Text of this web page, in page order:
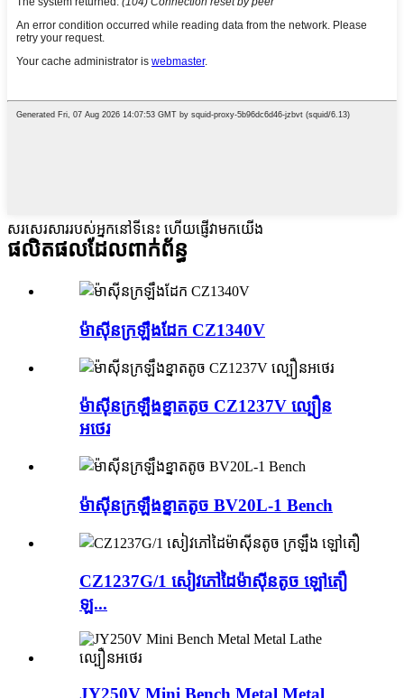
សរសេរសាររបស់អ្នកនៅទីនេះ ហើយផ្ញើវាមកយើង
ផលិតផលដែលពាក់ព័ន្ធ
ម៉ាស៊ីនក្រឡឹងដែក CZ1340V
ម៉ាស៊ីនក្រឡឹងខ្នាតតូច CZ1237V ល្បឿន
អថេរ
ម៉ាស៊ីនក្រឡឹងខ្នាតតូច BV20L-1 Bench
CZ1237G/1 សៀវភៅដៃម៉ាស៊ីនតូច ឡៅតឿ
ឡ...
JY250V Mini Bench Metal Metal